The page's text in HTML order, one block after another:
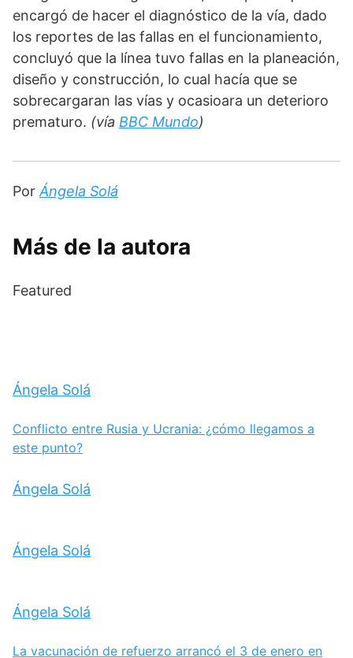
encargó de hacer el diagnóstico de la vía, dado
los reportes de las fallas en el funcionamiento,
concluyó que la línea tuvo fallas en la planeación,
diseño y construcción, lo cual hacía que se
sobrecargaran las vías y ocasioara un deterioro
prematuro. (vía BBC Mundo)
Por Ángela Solá
Más de la autora
Featured
Ángela Solá
Conflicto entre Rusia y Ucrania: ¿cómo llegamos a
este punto?
Ángela Solá
Ángela Solá
Ángela Solá
La vacunación de refuerzo arrancó el 3 de enero en